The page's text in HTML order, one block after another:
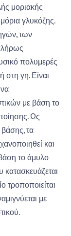
μοριακής
γλυκόζης.
των
πολυμερές
στη γη. Είναι
με βάση το
Ως
τα
και
το άμυλο
κατασκευάζεται
με